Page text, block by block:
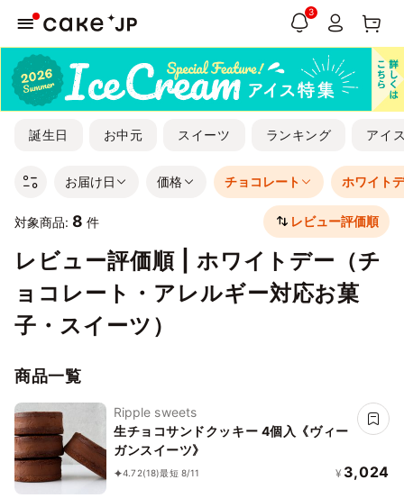
3
誕生日 お中元 スイーツ ランキング アイ
お届け日 価格 チョコレート ホワイト
対象商品: 8 件 レビュー評価順
レビュー評価順 | ホワイトデー（チ
ョコレート・アレルギー対応お菓
子・スイーツ）
商品一覧
Ripple sweets
生チョコサンドクッキー 4個入《ヴィー
ガンスイーツ》
4.72(18)最短 8/11 ¥ 3,024